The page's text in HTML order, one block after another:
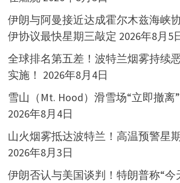
伊朗与阿曼接近达成霍尔木兹海峡
伊协议最快星期三敲定 2026年8月5
全球排名第五差！波特兰烟雾持续
实施！ 2026年8月4日
雪山（Mt. Hood）滑雪场“立即撤离
2026年8月4日
山火烟雾抵达波特兰！高温预警星
2026年8月3日
伊朗否认与美国谈判！特朗普称“今